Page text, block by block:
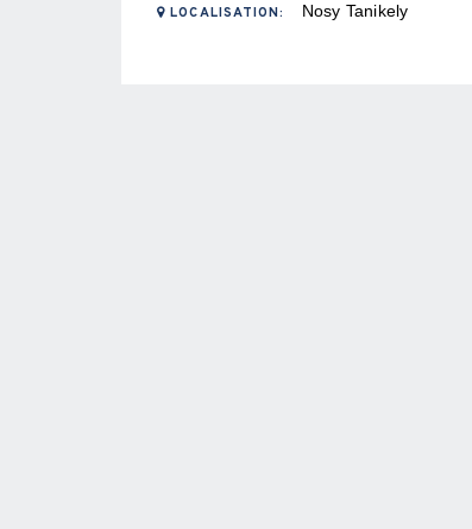
LOCALISATION: Nosy Tanikely